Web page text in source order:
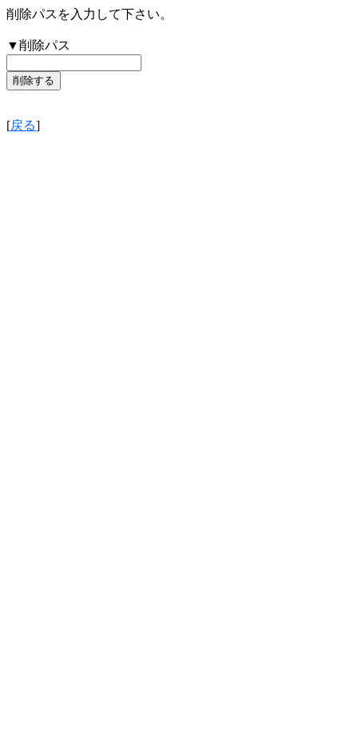
削除パスを入力して下さい。
▼削除パス
[戻る]